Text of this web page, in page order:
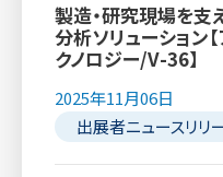
製造・研究現場を支
分析ソリューション
クノロジー/V-36】
2025年11月06日
出展者ニュースリリ